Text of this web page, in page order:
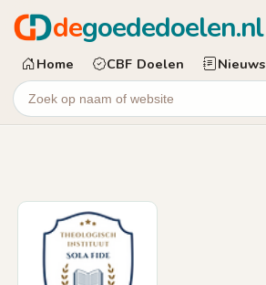
degoededoelen.nl
Home CBF Doelen Nieuws